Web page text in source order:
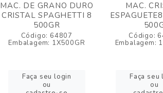
MAC. DE GRANO DURO
CRISTAL SPAGHETTI 8
500GR
Código: 64807
Embalagem: 1X500GR
Faça seu login
ou
MAC.
Código:
Embalagem:
Faça seu
ou